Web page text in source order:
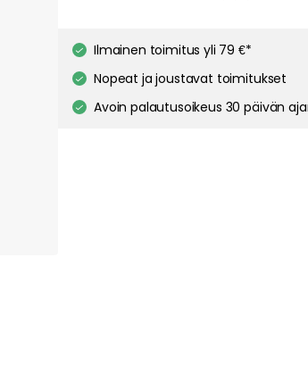
Ilmainen toimitus yli 79 €*
Nopeat ja joustavat toimitukset
Avoin palautusoikeus 30 päivän